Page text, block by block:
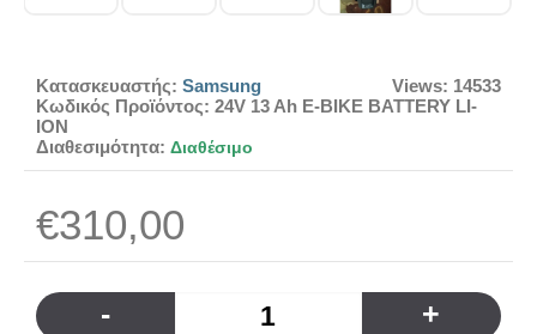
Views: 14533
Κατασκευαστής: Samsung
Κωδικός Προϊόντος: 24V 13 Ah E-BIKE BATTERY LI-
ION
Διαθεσιμότητα: Διαθέσιμο
€310,00
- +